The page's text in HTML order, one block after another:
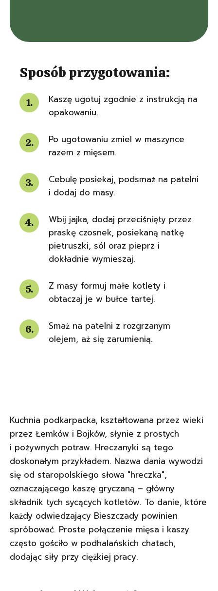
Sposób przygotowania:
Kaszę ugotuj zgodnie z instrukcją na
opakowaniu.
Po ugotowaniu zmiel w maszynce
razem z mięsem.
Cebulę posiekaj, podsmaż na patelni
i dodaj do masy.
Wbij jajka, dodaj przeciśnięty przez
praskę czosnek, posiekaną natkę
pietruszki, sól oraz pieprz i
dokładnie wymieszaj.
Z masy formuj małe kotlety i
obtaczaj je w bułce tartej.
Smaż na patelni z rozgrzanym
olejem, aż się zarumienią.
Kuchnia podkarpacka, kształtowana przez wieki
przez Łemków i Bojków, słynie z prostych
i pożywnych potraw. Hreczanyki są tego
doskonałym przykładem. Nazwa dania wywodzi
się od staropolskiego słowa "hreczka",
oznaczającego kaszę gryczaną – główny
składnik tych sycących kotletów. To danie, które
każdy odwiedzający Bieszczady powinien
spróbować. Proste połączenie mięsa i kaszy
często gościło w podhalańskich chatach,
dodając siły przy ciężkiej pracy.